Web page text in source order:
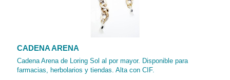
CADENA ARENA
Cadena Arena de Loring Sol al por mayor. Disponible para
farmacias, herbolarios y tiendas. Alta con CIF.